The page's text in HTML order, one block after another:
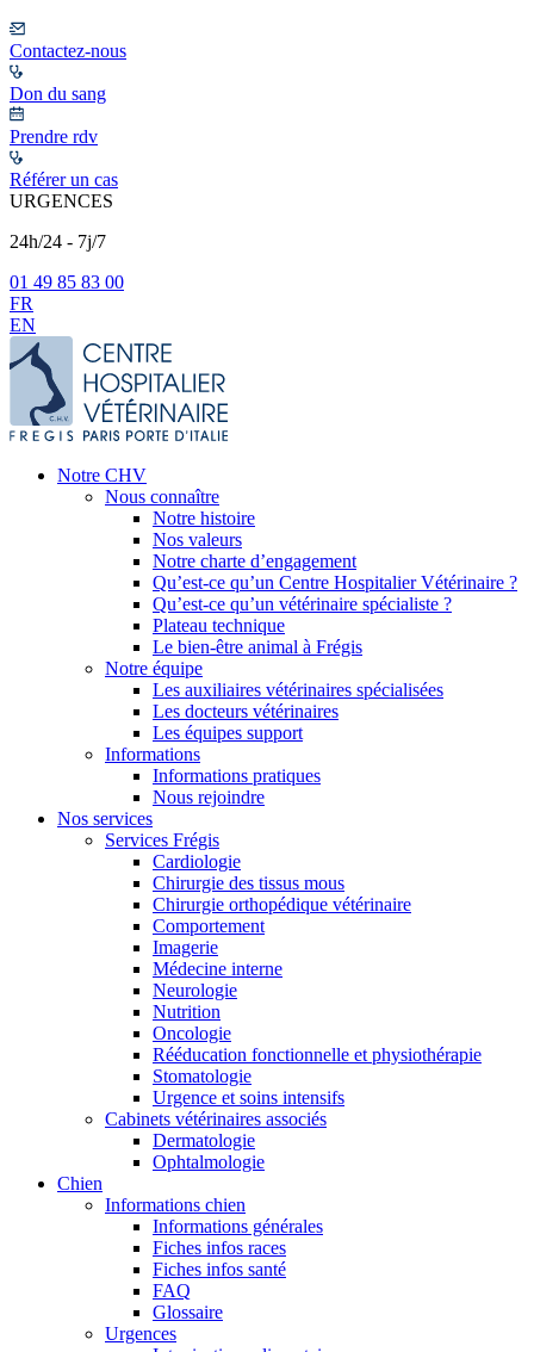
Contactez-nous
Don du sang
Prendre rdv
Référer un cas
URGENCES
24h/24 - 7j/7
01 49 85 83 00
FR
EN
Notre CHV
Nous connaître
Notre histoire
Nos valeurs
Notre charte d’engagement
Qu’est-ce qu’un Centre Hospitalier Vétérinaire ?
Qu’est-ce qu’un vétérinaire spécialiste ?
Plateau technique
Le bien-être animal à Frégis
Notre équipe
Les auxiliaires vétérinaires spécialisées
Les docteurs vétérinaires
Les équipes support
Informations
Informations pratiques
Nous rejoindre
Nos services
Services Frégis
Cardiologie
Chirurgie des tissus mous
Chirurgie orthopédique vétérinaire
Comportement
Imagerie
Médecine interne
Neurologie
Nutrition
Oncologie
Rééducation fonctionnelle et physiothérapie
Stomatologie
Urgence et soins intensifs
Cabinets vétérinaires associés
Dermatologie
Ophtalmologie
Chien
Informations chien
Informations générales
Fiches infos races
Fiches infos santé
FAQ
Glossaire
Urgences